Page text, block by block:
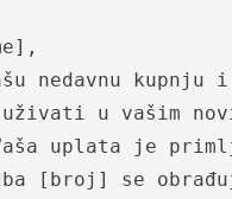
nedavnu kupnju i
u vašim
uplata je
[broj] se